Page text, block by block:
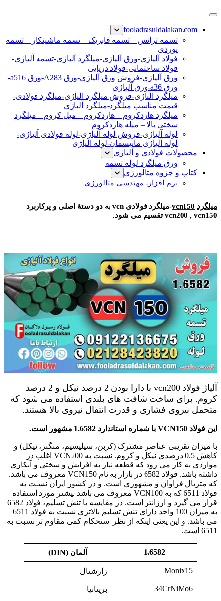
پرش
محتوا
نبشی فولادی-ناودانی فولادی-قیمت ورق-قیمت فولاد
fooladrasuldalakan.com
تسمه ترانس – تسمه فابریک – تسمه ماشینکار – تسمه
نوردی
فولاد آلیاژی-ورق آلیاژی-میلگرد آلیاژی-تسمه آلیاژی-
فولاد ساختمانی-فولاد دریایی
ورق آلیاژی-فروش ورق آلیاژی-ورق A283-ورق a516-
ورق a36-ورق آلیاژی
میلگرد آلیاژی-فروش میلگرد آلیاژی-میلگرد فولادی-
قیمت مناسب میلگرد-میلگرد آلیاژی
میلگرد هاردکروم – هاردکروم – میل کروم – میلگرد
سختی بالا – میله هاردکروم
لوله آلیاژی-فروش لوله آلیاژی-لوله فولادی آلیاژی-
لوله آلیاژی مانیسمان-لوله آلیاژی
محصولات فولادی و آلیاژی
ورق میلگرد لوله تسمه
کتاب و جزوه متالورژی
نرم افزار- مهندسی متالورژی
میلگرد vcn150
-میلگرد فولادی vcn به دو دستۀ اصلی و پرکاربرد
vcn200 , vcn150 تقسیم می شود.
آلیاژ فولاد vcn200 با دارا بودن 2 درصد نیکل و 2 درصد
کروم. برای ساخت شافت های بلندی استفاده می شود که
متحمل نیروی فشاری و قدرت انتقال نیروی بالا هستند.
این فولاد VCN150 با شماره استاندارد 1.6582 مشهور است.
با میزان تقریبی عناصر مشترک (کربن، سیلیسیم، منگنز، نیکل) و
کاهش 0.5 درصدی نیکل و کروم. نسبت به VCN200 اغلب در
مواردی به کار می رود که قطعه نیاز به افزایش و سختی و آبکاری
داشته باشد. فولاد 6582 در بازار به نام VCN150 معروف می باشد.
که متریال فراوان و مشهوری است. و در کشور ایران نسبت به
فولاد 6511 که به VCN100 معروف می باشد بیشتر مورد استفاده
قرار می گیرد و ارزانتر است. در مقایسه با تنش تسلیم، فولاد 6582
به میزان 100 واحد دارای تنش تسلیم بالاتری نسبت به فولاد 6511
می باشد. و این یعنی اینکه از نظر استحکام کمی مقاوم تر نسبت به
6511 است.
1,6582 آلمان(
DIN)
Monix15 زارشتال
34CrNiMo6 بریتانیا